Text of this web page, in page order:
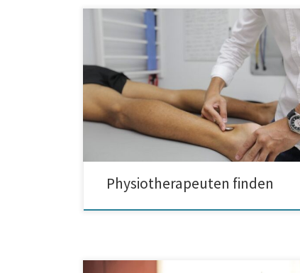
Wie kann man einen qualifizierten
finden? Es ist nicht zu leugnen, dass die
Physiotherapie sehr viele Stärken hat. Fachgerecht
durchgeführte Leistungen im Rahmen der
Physiotherapie helfen bei Problemen mit dem
Bewegungsapparat. Jedoch wissen nicht alle, wo
einen guten, qualifizierten Physiotherapeuten
können. Falls Sie auf den Suche nach […]
Physiotherapeuten finden